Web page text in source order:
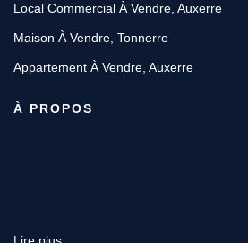
Local Commercial À Vendre, Auxerre
Maison À Vendre, Tonnerre
Appartement À Vendre, Auxerre
À PROPOS